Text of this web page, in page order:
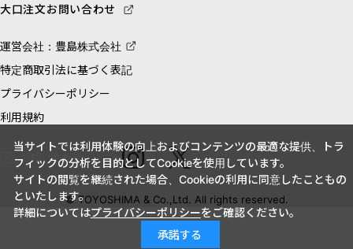
大口注文お問い合わせ
運営会社：豊島株式会社
特定商取引法に基づく表記
プライバシーポリシー
利用規約
お問い合わせ
© TOYOSHIMA & Co.,Ltd. All rights reserved.
当サイトでは利用体験の向上およびコンテンツの最適な提供、トラ
フィックの分析を目的としてCookieを使用しています。
サイトの閲覧を継続された場合、Cookieの利用に同意したこともの
といたします。
詳細についてはプライバシーポリシーをご確認ください。
承諾する